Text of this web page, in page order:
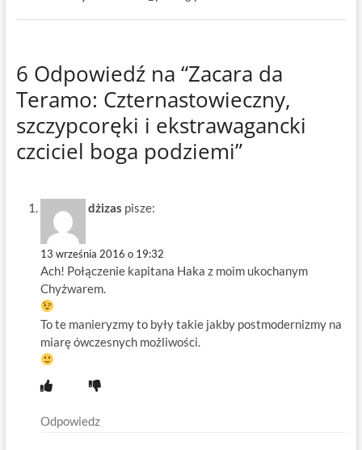
6 Odpowiedź na “Zacara da
Teramo: Czternastowieczny,
szczypcoręki i ekstrawagancki
czciciel boga podziemi”
dżizas pisze:
13 września 2016 o 19:32
Ach! Połączenie kapitana Haka z moim ukochanym
Chyżwarem.
To te manieryzmy to były takie jakby postmodernizmy na
miarę ówczesnych możliwości.
Odpowiedz